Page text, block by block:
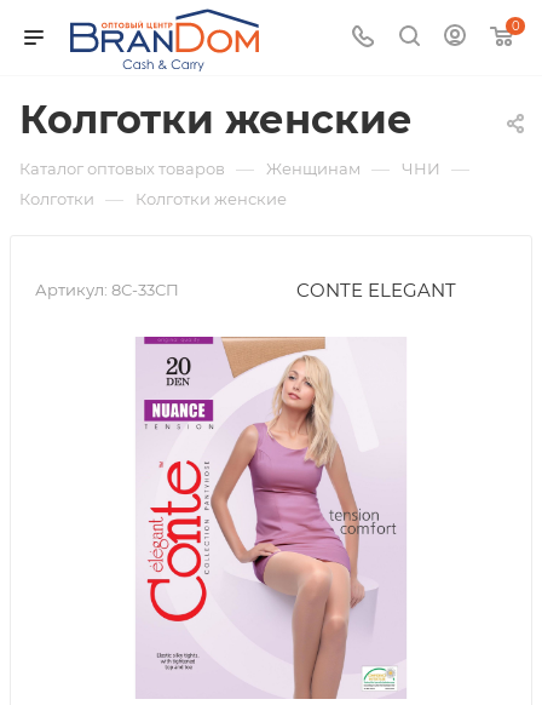
0
Колготки женские
Каталог оптовых товаров — Женщинам — ЧНИ —
Колготки — Колготки женские
Артикул: 8С-33СП CONTE ELEGANT